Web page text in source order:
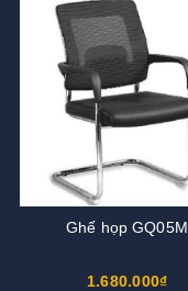
Ghế họp GQ05M
1.680.000₫